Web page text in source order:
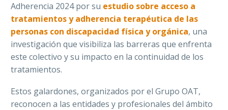
Adherencia 2024 por su estudio sobre acceso a
tratamientos y adherencia terapéutica de las
personas con discapacidad física y orgánica, una
investigación que visibiliza las barreras que enfrenta
este colectivo y su impacto en la continuidad de los
tratamientos.
Estos galardones, organizados por el Grupo OAT,
reconocen a las entidades y profesionales del ámbito